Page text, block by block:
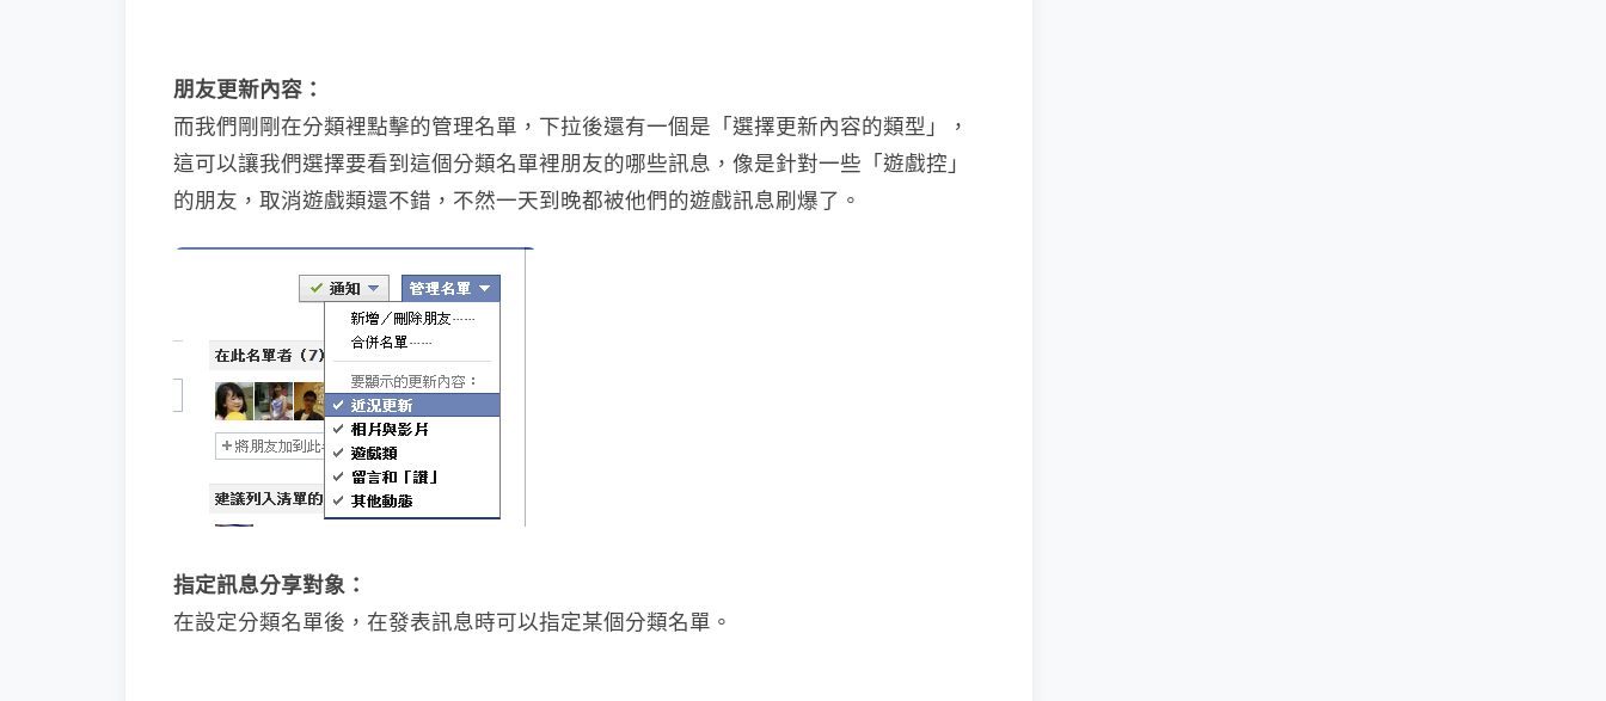
朋友更新內容：
而我們剛剛在分類裡點擊的管理名單，下拉後還有一個是「選擇更新內容的類型」，
這可以讓我們選擇要看到這個分類名單裡朋友的哪些訊息，像是針對一些「遊戲控」
的朋友，取消遊戲類還不錯，不然一天到晚都被他們的遊戲訊息刷爆了。
指定訊息分享對象：
在設定分類名單後，在發表訊息時可以指定某個分類名單。